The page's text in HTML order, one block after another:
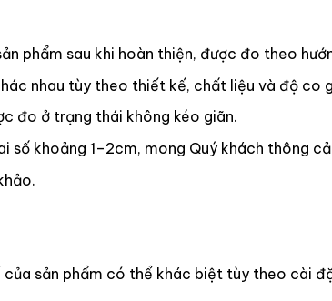
phẩm sau khi hoàn thiện, được đo theo
nhau tùy theo thiết kế, chất liệu và độ co
đo ở trạng thái không kéo giãn.
số khoảng 1–2cm, mong Quý khách thông
sản phẩm có thể khác biệt tùy theo cài